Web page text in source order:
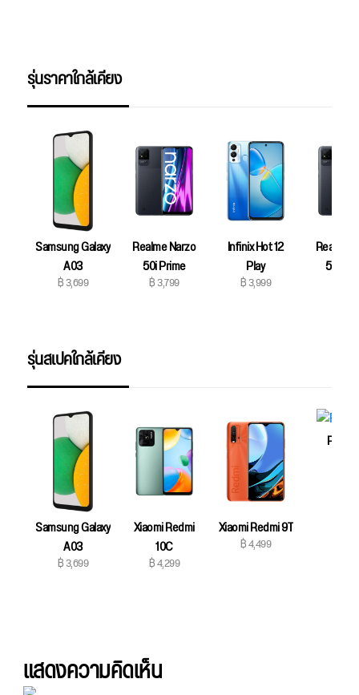
รุ่นราคาใกล้เคียง
Samsung Galaxy
A03
฿ 3,699
Realme Narzo
50i Prime
฿ 3,799
Infinix Hot 12
Play
฿ 3,999
Realme
50i
รุ่นสเปคใกล้เคียง
Samsung Galaxy
A03
฿ 3,699
Xiaomi Redmi
10C
฿ 4,299
Xiaomi Redmi 9T
฿ 4,499
Poco
แสดงความคิดเห็น